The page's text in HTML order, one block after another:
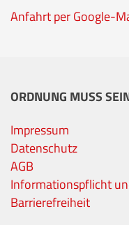
Anfahrt per Google-
ORDNUNG MUSS
Impressum
Datenschutz
AGB
Informationspflicht
Barrierefreiheit